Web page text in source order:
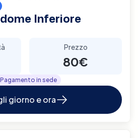
Inferiore
Prezzo
80€
Pagamento in sede
giorno e ora